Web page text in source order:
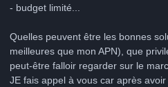
- budget limité...
Quelles peuvent être les bonnes
meilleures que mon APN), que
peut-être falloir regarder sur le
JE fais appel à vous car après